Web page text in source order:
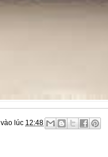
vào lúc 12:48